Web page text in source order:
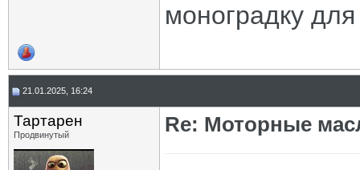
моноградку
21.01.2025, 16:24
Тартарен
Продвинутый Re: Моторные